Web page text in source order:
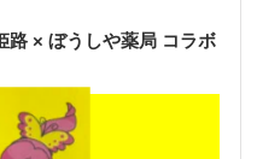
糖値測定などを実施し、多く
こども調剤体
健康をテーマにしたワーク
場を提供しました。 ● 各
路 × ぼうしや薬局 コラボ